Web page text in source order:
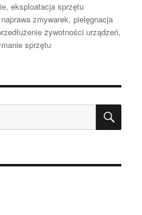
,eksploatacja sprzętu
naprawa zmywarek,pielęgnacja
żywotności urządzeń,
sprzętu